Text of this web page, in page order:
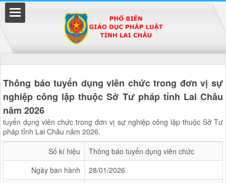
Thông báo tuyển dụng viên chức trong đơn vị sự
nghiệp công lập thuộc Sở Tư pháp tỉnh Lai Châu
năm 2026
tuyển dụng viên chức trong đơn vị sự nghiệp công lập thuộc Sở Tư
pháp tỉnh Lai Châu năm 2026.
Số kí hiệu
Thông báo tuyển dụng viên chức
Ngày ban hành
28/01/2026